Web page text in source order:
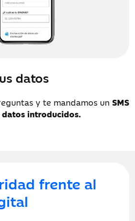
datos
y te mandamos un SMS
introducidos.
frente al